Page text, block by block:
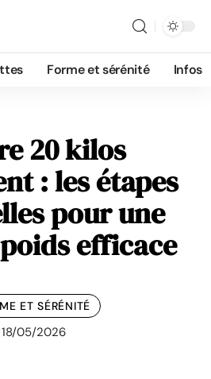
Forme et sérénité Infos
20 kilos
: les étapes
pour une
efficace
ET SÉRÉNITÉ
18/05/2026